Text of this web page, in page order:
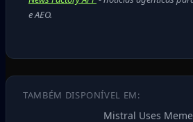
e AEO.
TAMBÉM DISPONÍVEL EM:
Mistral Uses